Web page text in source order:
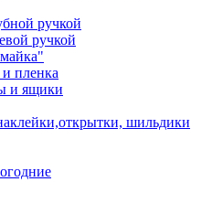
ручкой
ручкой
и пленка
и ящики
шильдики